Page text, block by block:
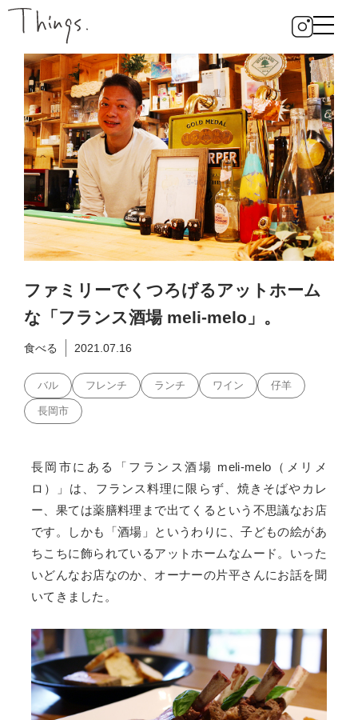
ファミリーでくつろげるアットホーム
な「フランス酒場 meli-melo」。
食べる 2021.07.16
バル フレンチ ランチ ワイン 仔羊
長岡市
長岡市にある「フランス酒場 meli-melo（メリメ
ロ）」は、フランス料理に限らず、焼きそばやカレ
ー、果ては薬膳料理まで出てくるという不思議なお店
です。しかも「酒場」というわりに、子どもの絵があ
ちこちに飾られているアットホームなムード。いった
いどんなお店なのか、オーナーの片平さんにお話を聞
いてきました。